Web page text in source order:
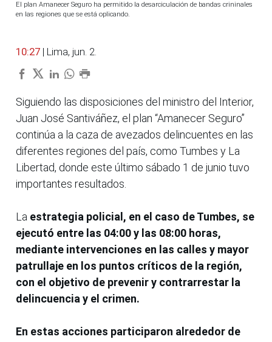
El plan Amanecer Seguro ha permitido la desarciculación de bandas crininales
en las regiones que se está oplicando.
10:27 | Lima, jun. 2.
Siguiendo las disposiciones del ministro del Interior,
Juan José Santiváñez, el plan “Amanecer Seguro”
continúa a la caza de avezados delincuentes en las
diferentes regiones del país, como Tumbes y La
Libertad, donde este último sábado 1 de junio tuvo
importantes resultados.
La estrategia policial, en el caso de Tumbes, se
ejecutó entre las 04:00 y las 08:00 horas,
mediante intervenciones en las calles y mayor
patrullaje en los puntos críticos de la región,
con el objetivo de prevenir y contrarrestar la
delincuencia y el crimen.
En estas acciones participaron alrededor de